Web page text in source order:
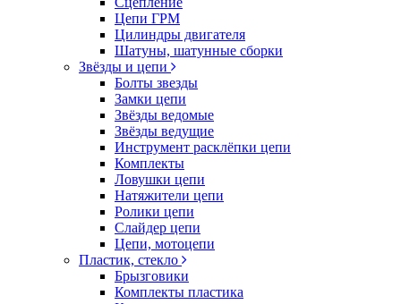
Цепи ГРМ
Цилиндры двигателя
Шатуны, шатунные сборки
Звёзды и цепи
Болты звезды
Замки цепи
Звёзды ведомые
Звёзды ведущие
Инструмент расклёпки цепи
Комплекты
Ловушки цепи
Натяжители цепи
Ролики цепи
Слайдер цепи
Цепи, мотоцепи
Пластик, стекло
Брызговики
Комплекты пластика